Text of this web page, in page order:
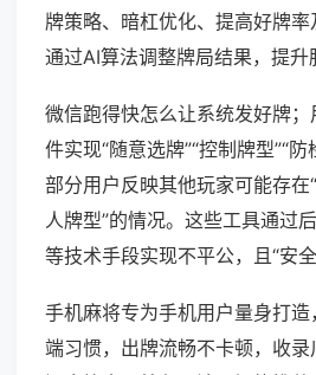
牌策略、暗杠优化、提高好牌率
通过AI算法调整牌局结果，提升
微信跑得快怎么让系统发好牌
件实现“随意选牌”“控制牌型”“防
部分用户反映其他玩家可能存在
人牌型”的情况。这些工具通过
等技术手段实现不平公，且“安全
手机麻将专为手机用户量身打
端习惯，出牌流畅不卡顿，收录